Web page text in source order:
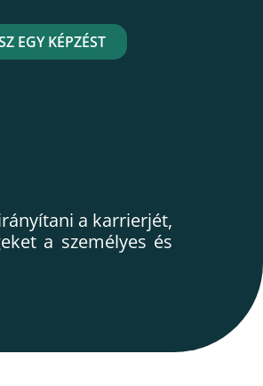
EGY KÉPZÉST
a karrierjét,
a személyes és